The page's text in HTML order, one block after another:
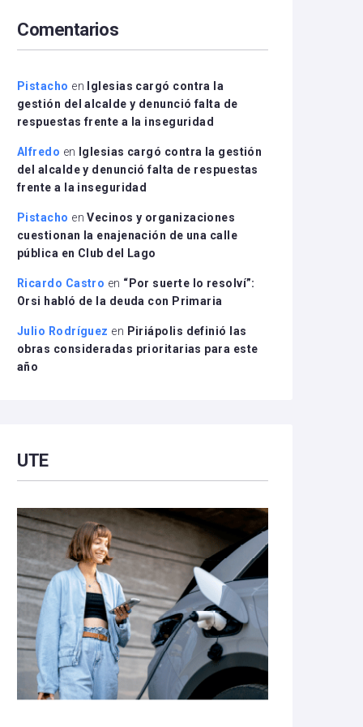
disminuir
el
Comentarios
Pistacho en
Iglesias cargó contra la
gestión del alcalde y denunció falta de
respuestas frente a la inseguridad
Alfredo en
Iglesias cargó contra la gestión
del alcalde y denunció falta de respuestas
frente a la inseguridad
Pistacho enVecinos y organizaciones
cuestionan la enajenación de una calle
pública en Club del Lago
Ricardo Castro en “Por suerte lo resolví”:
Orsi habló de la deuda con Primaria
Julio Rodríguez en Piriápolis definió las
obras consideradas prioritarias para este
año
UTE